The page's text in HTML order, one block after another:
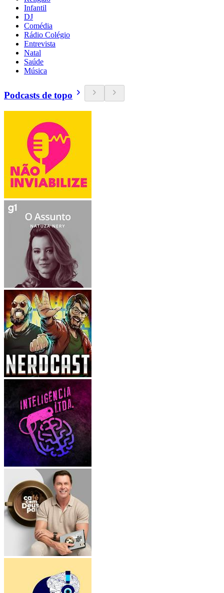
Infantil
DJ
Comédia
Rádio Colégio
Entrevista
Natal
Saúde
Música
Podcasts de topo